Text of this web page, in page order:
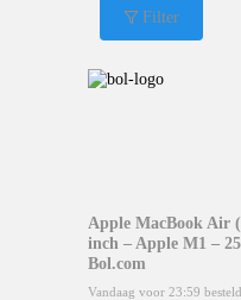
Filter
Apple MacBook Air
inch – Apple M1 –
Bol.com
Vandaag voor 23:59